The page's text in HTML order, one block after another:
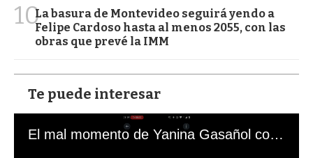
10La basura de Montevideo seguirá yendo a
Felipe Cardoso hasta al menos 2055, con las
obras que prevé la IMM
Te puede interesar
El mal momento de Yanina Gasañol con un hincha argentino en "Subrayado"